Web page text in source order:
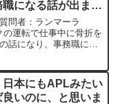
になる話が出まし
採用で入ってます、
り得るのでしょう
質問者：ランマーラ
の運転で仕事中に骨折を
話になり、事務職にな
また断ると弊害などあり
き...
日本にもAPLみたい
いのに、と思いま